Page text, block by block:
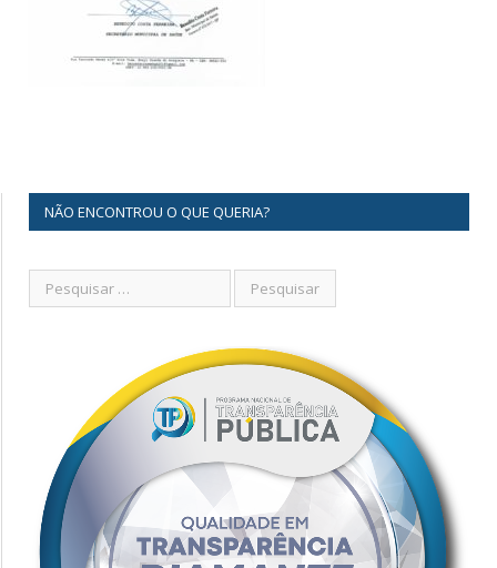
NÃO ENCONTROU O QUE QUERIA?